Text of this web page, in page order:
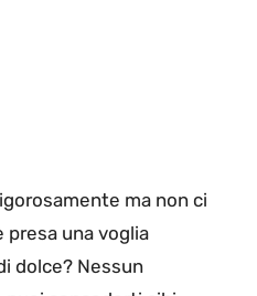
ma non ci
presa una voglia
dolce? Nessun